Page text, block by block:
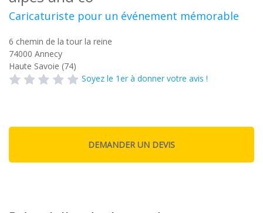
Caricaturiste pour un événement mémorable
6 chemin de la tour la reine
74000 Annecy
Haute Savoie (74)
Soyez le 1er à donner votre avis !